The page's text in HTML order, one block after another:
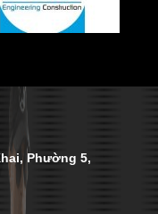
Phường 5,